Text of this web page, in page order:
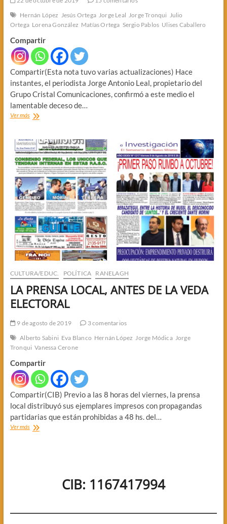
Hernán López Jesús Ortega Jorge Leal Jorge Tronqui Julio
Ortega Lorena González Matías Ortega Sergio Pablos Ulises Caballero
Compartir
Compartir(Esta nota tuvo varias actualizaciones) Hace
instantes, el periodista Jorge Antonio Leal, propietario del
Grupo Cristal Comunicaciones, confirmó a este medio el
lamentable deceso de…
Ver másMURIO
DEL
PERIODISTA
JORGE
LEAL
CULTURA/EDUC. POLÍTICA RANELAGH
LA PRENSA LOCAL, ANTES DE LA VEDA
ELECTORAL
9 de agosto de 2019
3 comentarios
Alberto Sabini Eva Blanco Hernán López Jorge Módica Jorge
Tronqui Vanessa Cerone
Compartir
Compartir(CIB) Previo a las 8 horas del viernes, la prensa
local distribuyó sus ejemplares impresos con propagandas
partidarias que están prohibidas a 48 hs. del…
Ver másLA
CIB: 1167417994